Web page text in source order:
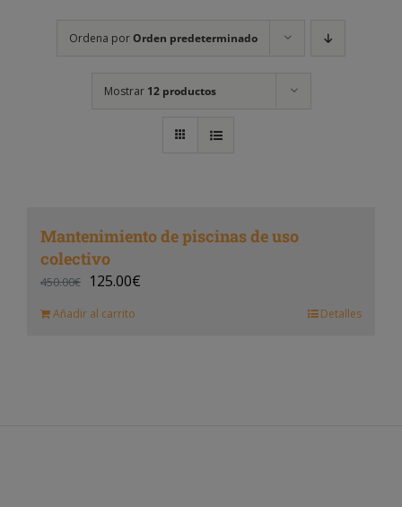
Ordena porOrden predeterminado
Mostrar 12 productos
Mantenimiento de piscinas de uso
colectivo
450.00€ 125.00€
Añadir al carrito Detalles